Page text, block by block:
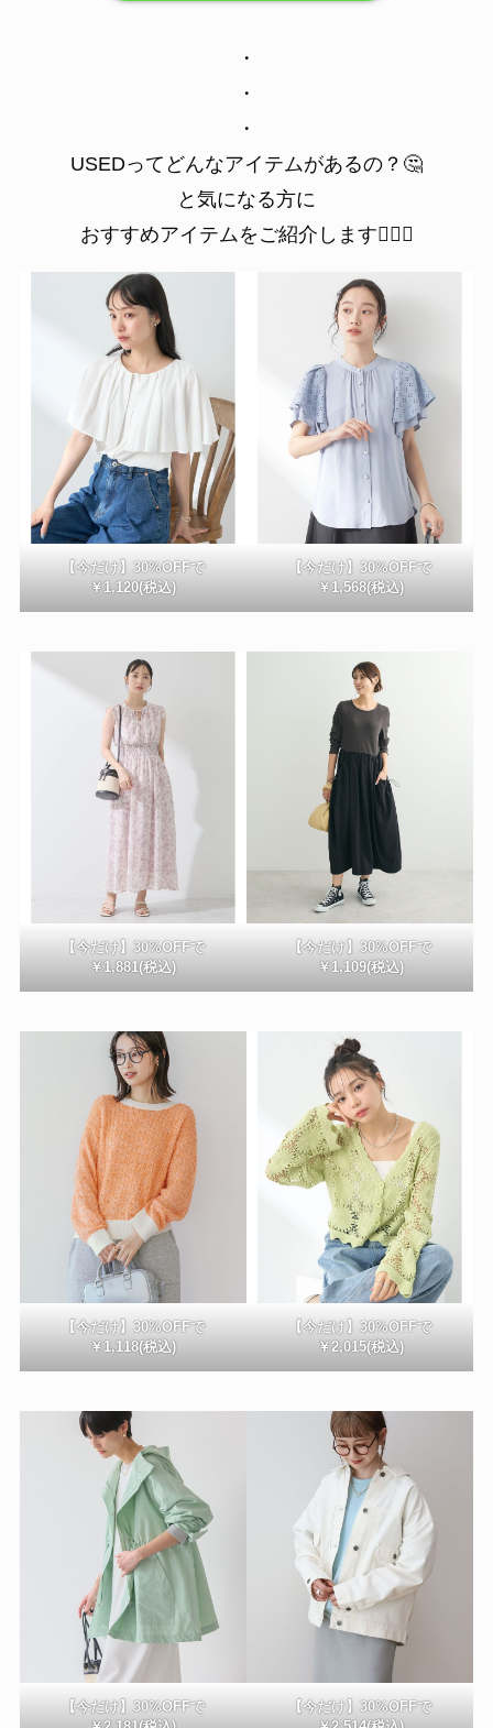
・
・
・
USEDってどんなアイテムがあるの？🤔
と気になる方に
おすすめアイテムをご紹介します💁‍♀️✨
【今だけ】30%OFFで
￥1,120(税込)
【今だけ】30%OFFで
￥1,568(税込)
【今だけ】30%OFFで
￥1,881(税込)
【今だけ】30%OFFで
￥1,109(税込)
【今だけ】30%OFFで
￥1,118(税込)
【今だけ】30%OFFで
￥2,015(税込)
【今だけ】30%OFFで
【今だけ】30%OFFで